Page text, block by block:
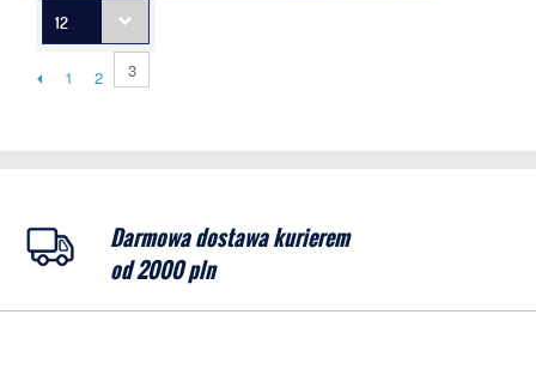
12
1 2 3
Darmowa dostawa kurierem
od 2000 pln